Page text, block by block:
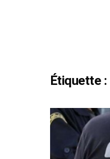
Étiquette :